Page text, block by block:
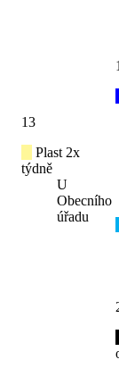
13
Plast 2x
týdně
U
Obecního
úřadu